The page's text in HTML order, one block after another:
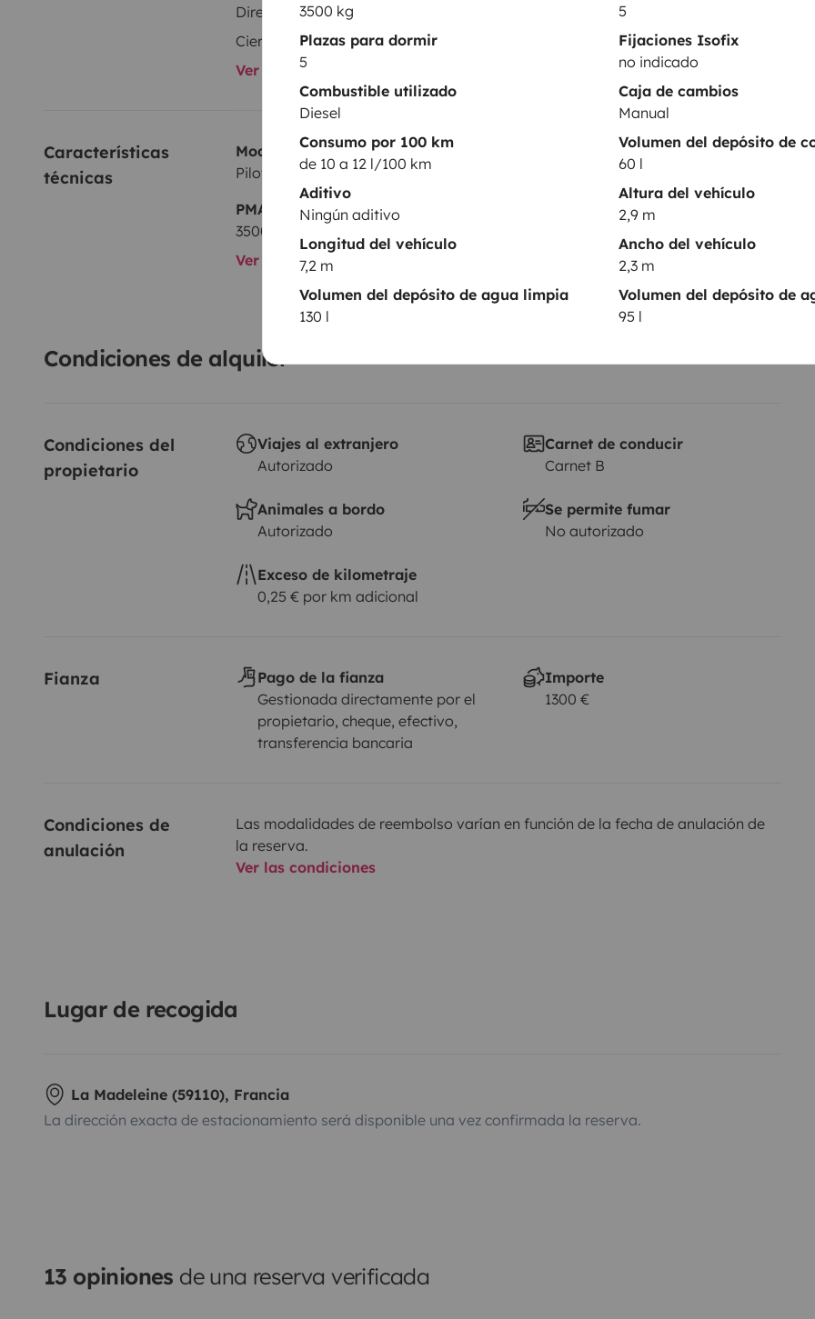
3500 kg
5
Plazas para dormir
5
Fijaciones Isofix
no indicado
Combustible utilizado
Diesel
Caja de cambios
Manual
Consumo por 100 km
de 10 a 12 l/100 km
Volumen del depósito de
60 l
Aditivo
Ningún aditivo
Altura del vehículo
2,9 m
Longitud del vehículo
7,2 m
Ancho del vehículo
2,3 m
Volumen del depósito de agua limpia
130 l
Volumen del depósito de
95 l
Dirección asistida
Regulador de velocidad
Cierre centralizado
Ver todos los equipamientos
Características
técnicas
Modelo
Pilote P716 P Essentiel
Puesta en circulación:
PMA:
3500 kg
Ver todas las características
Condiciones de alquiler
Condiciones del
propietario
Viajes al extranjero
Autorizado
Carnet de conducir
Carnet B
Animales a bordo
Autorizado
Se permite fumar
No autorizado
Exceso de kilometraje
0,25 € por km adicional
Fianza
Pago de la fianza
Gestionada directamente por el
propietario, cheque, efectivo,
transferencia bancaria
Importe
1300 €
Condiciones de
anulación
Las modalidades de reembolso varían en función de la fecha de anulación de
la reserva.
Ver las condiciones
Lugar de recogida
La Madeleine (59110), Francia
La dirección exacta de estacionamiento será disponible una vez confirmada la reserva.
13 opiniones de una reserva verificada